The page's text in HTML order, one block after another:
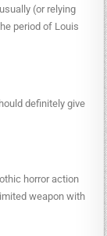
(or relying
period of Louis
definitely give
horror action
weapon with